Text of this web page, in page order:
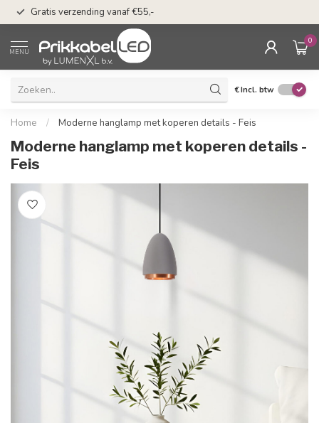
Gratis verzending vanaf €55,-
MENU
0
€Incl. btw
Home / Moderne hanglamp met koperen details - Feis
Moderne hanglamp met koperen details -
Feis